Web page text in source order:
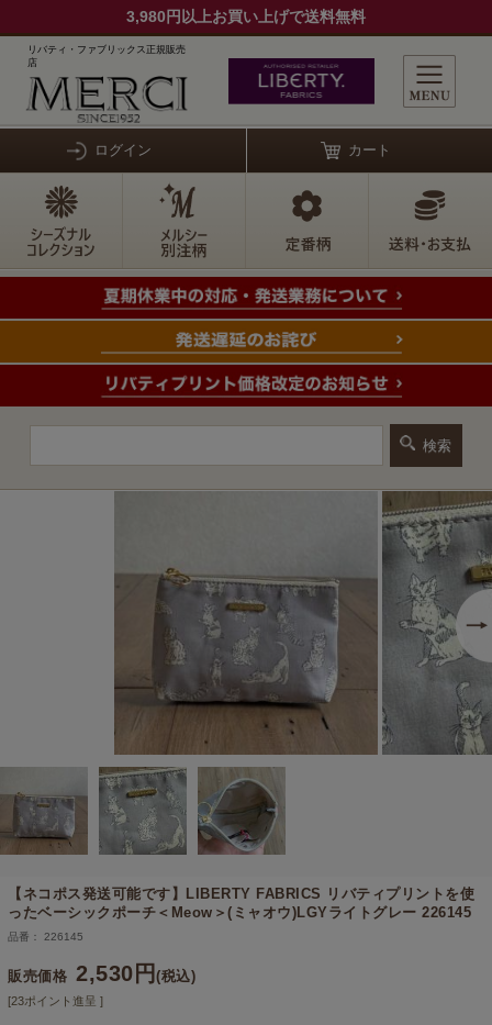
3,980円以上お買い上げで送料無料
リバティ・ファブリックス正規販売
店
ログイン カート
【ネコポス発送可能です】
LIBERTY FABRICS リバティプリントを使
ったベーシックポーチ＜Meow＞(ミャオウ)LGYライトグレー 226145
品番： 226145
販売価格 2,530円(税込)
[23ポイント進呈 ]